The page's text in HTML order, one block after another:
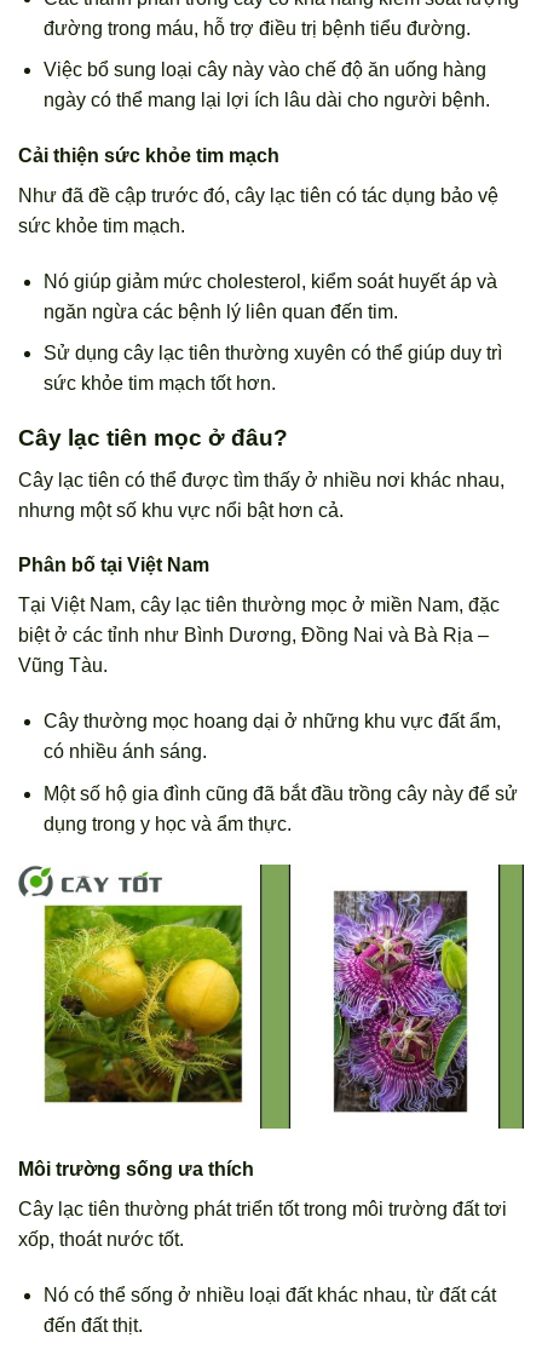
đường trong máu, hỗ trợ điều trị bệnh tiểu đường.
Việc bổ sung loại cây này vào chế độ ăn uống hàng
ngày có thể mang lại lợi ích lâu dài cho người bệnh.
Cải thiện sức khỏe tim mạch
Như đã đề cập trước đó, cây lạc tiên có tác dụng bảo vệ
sức khỏe tim mạch.
Nó giúp giảm mức cholesterol, kiểm soát huyết áp và
ngăn ngừa các bệnh lý liên quan đến tim.
Sử dụng cây lạc tiên thường xuyên có thể giúp duy trì
sức khỏe tim mạch tốt hơn.
Cây lạc tiên mọc ở đâu?
Cây lạc tiên có thể được tìm thấy ở nhiều nơi khác nhau,
nhưng một số khu vực nổi bật hơn cả.
Phân bố tại Việt Nam
Tại Việt Nam, cây lạc tiên thường mọc ở miền Nam, đặc
biệt ở các tỉnh như Bình Dương, Đồng Nai và Bà Rịa –
Vũng Tàu.
Cây thường mọc hoang dại ở những khu vực đất ẩm,
có nhiều ánh sáng.
Một số hộ gia đình cũng đã bắt đầu trồng cây này để sử
dụng trong y học và ẩm thực.
Môi trường sống ưa thích
Cây lạc tiên thường phát triển tốt trong môi trường đất tơi
xốp, thoát nước tốt.
Nó có thể sống ở nhiều loại đất khác nhau, từ đất cát
đến đất thịt.